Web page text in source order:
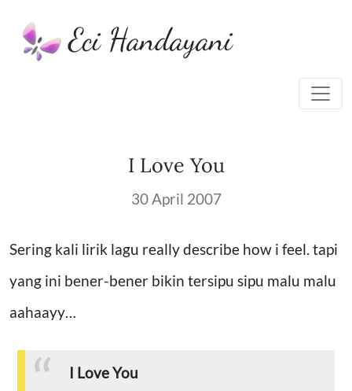
Eci Handayani
I Love You
30 April 2007
Sering kali lirik lagu really describe how i feel. tapi
yang ini bener-bener bikin tersipu sipu malu malu
aahaayy…
I Love You